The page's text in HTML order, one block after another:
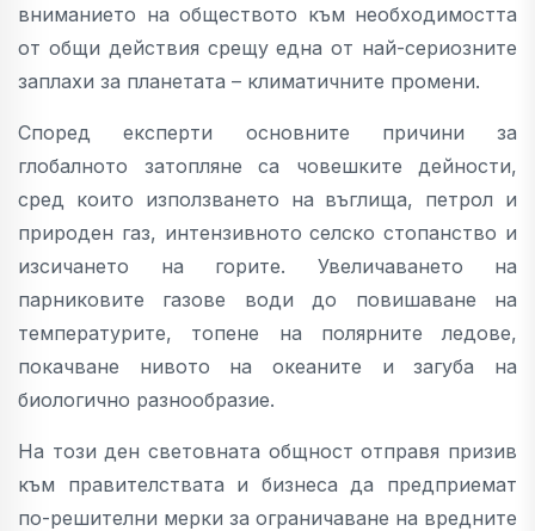
вниманието на обществото към необходимостта
от общи действия срещу една от най-сериозните
заплахи за планетата – климатичните промени.
Според експерти основните причини за
глобалното затопляне са човешките дейности,
сред които използването на въглища, петрол и
природен газ, интензивното селско стопанство и
изсичането на горите. Увеличаването на
парниковите газове води до повишаване на
температурите, топене на полярните ледове,
покачване нивото на океаните и загуба на
биологично разнообразие.
На този ден световната общност отправя призив
към правителствата и бизнеса да предприемат
по-решителни мерки за ограничаване на вредните